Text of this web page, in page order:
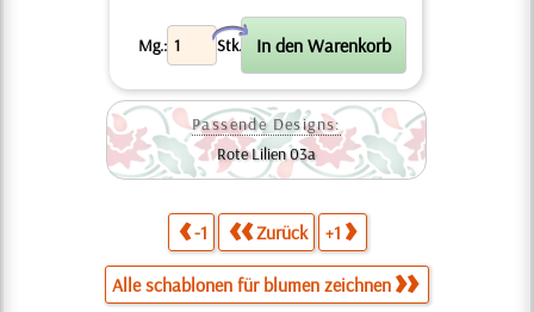
Mg.: Stk.
X
Passende Designs:
Rote Lilien 03a
-1 Zurück +1
Alle schablonen für blumen zeichnen